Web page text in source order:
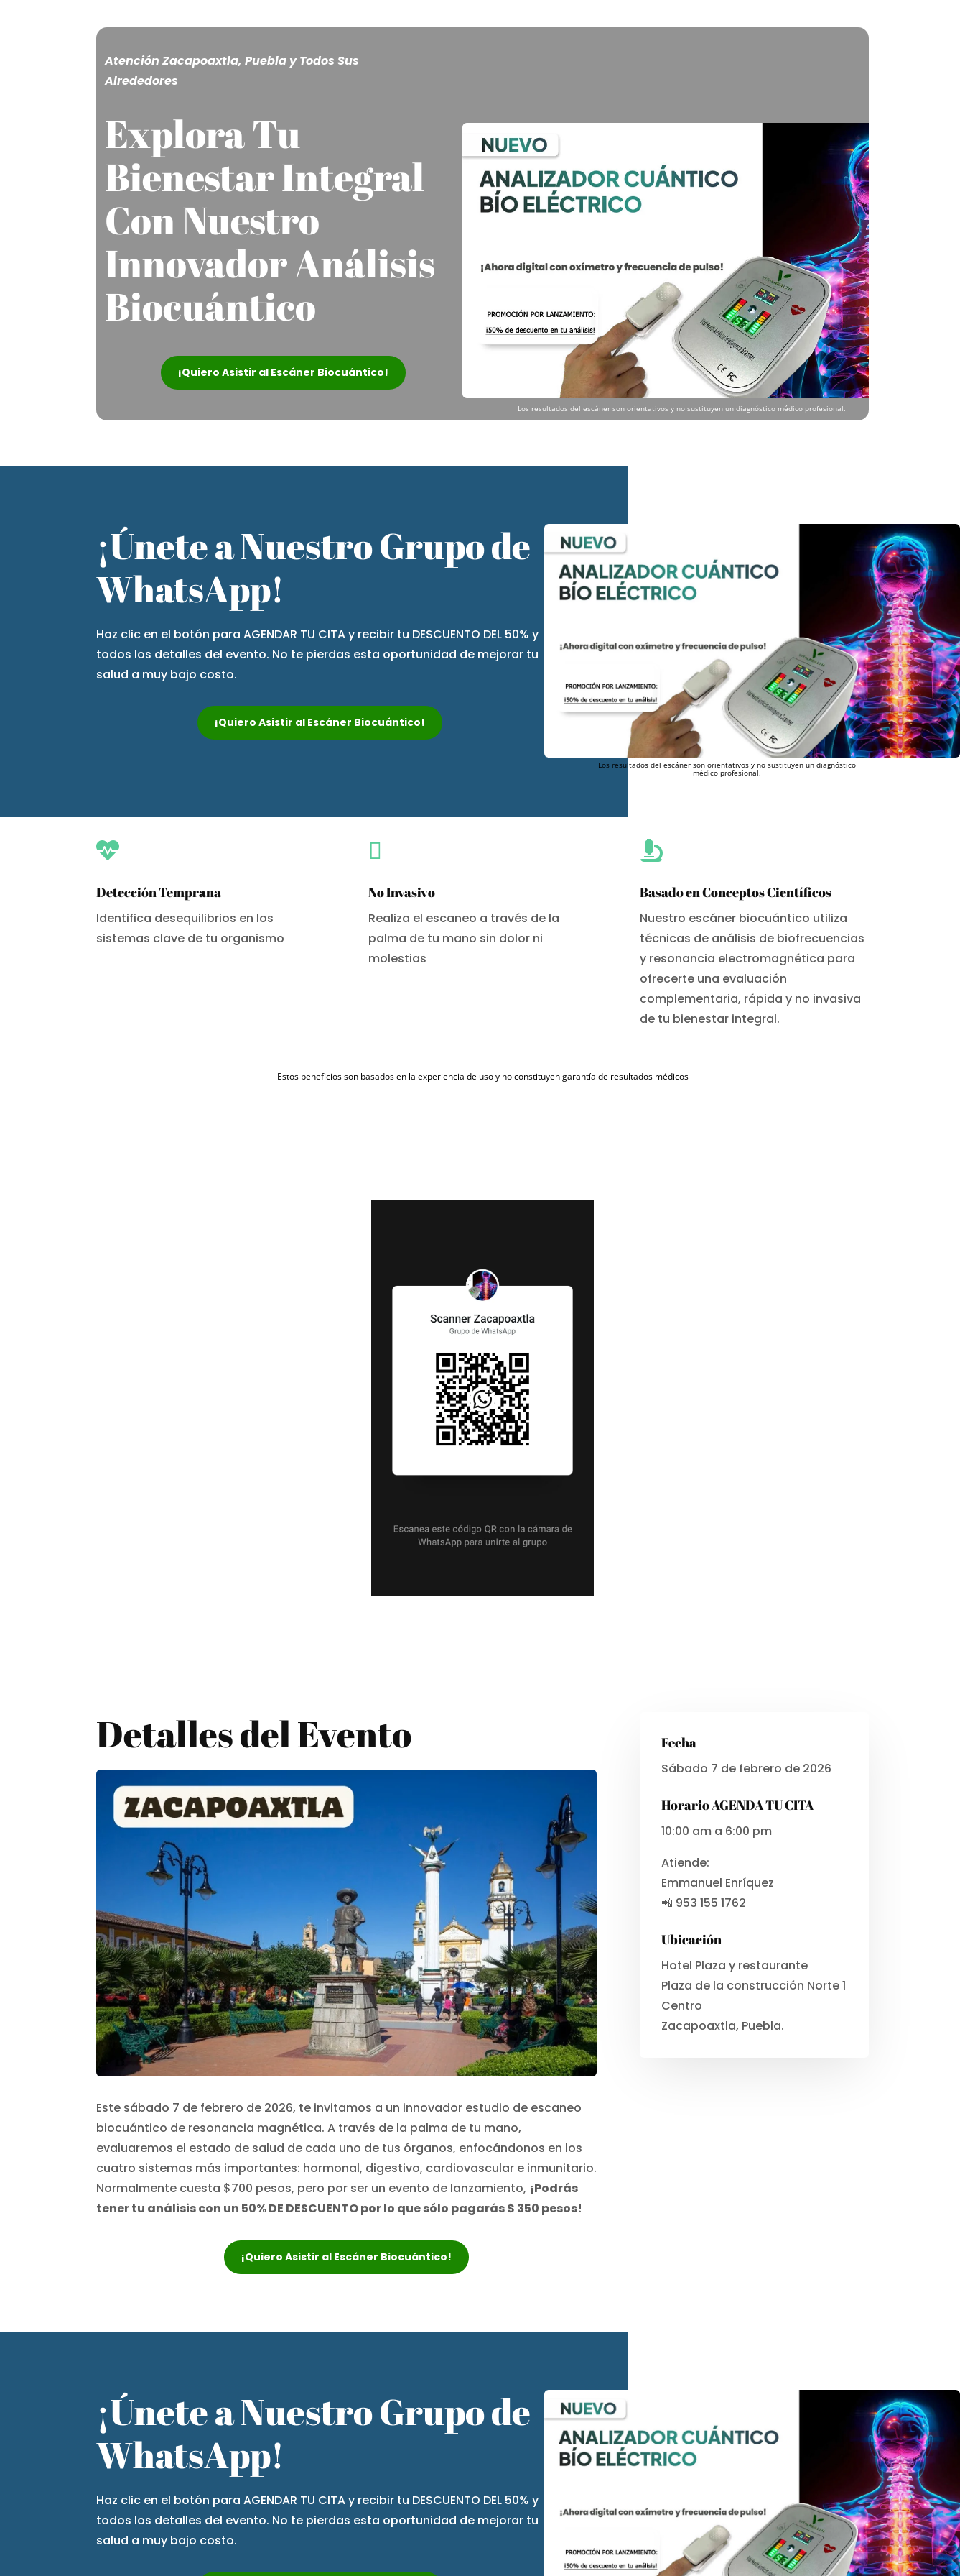
Atención Zacapoaxtla, Puebla y Todos Sus
Alrededores
Explora Tu
Bienestar Integral
Con Nuestro
Innovador Análisis
Biocuántico
¡Quiero Asistir al Escáner Biocuántico!
Los resultados del escáner son orientativos y no sustituyen un diagnóstico médico profesional.
¡Únete a Nuestro Grupo de
WhatsApp!
Haz clic en el botón para AGENDAR TU CITA y recibir tu DESCUENTO DEL 50% y
todos los detalles del evento. No te pierdas esta oportunidad de mejorar tu
salud a muy bajo costo.
¡Quiero Asistir al Escáner Biocuántico!
Los resultados del escáner son orientativos y no sustituyen un diagnóstico
médico profesional.

Detección Temprana
Identifica desequilibrios en los
sistemas clave de tu organismo

No Invasivo
Realiza el escaneo a través de la
palma de tu mano sin dolor ni
molestias

Basado en Conceptos Científicos
Nuestro escáner biocuántico utiliza
técnicas de análisis de biofrecuencias
y resonancia electromagnética para
ofrecerte una evaluación
complementaria, rápida y no invasiva
de tu bienestar integral.
Estos beneficios son basados en la experiencia de uso y no constituyen garantía de resultados médicos
Detalles del Evento
Este sábado 7 de febrero de 2026, te invitamos a un innovador estudio de escaneo
biocuántico de resonancia magnética. A través de la palma de tu mano,
evaluaremos el estado de salud de cada uno de tus órganos, enfocándonos en los
cuatro sistemas más importantes: hormonal, digestivo, cardiovascular e inmunitario.
Normalmente cuesta $700 pesos, pero por ser un evento de lanzamiento, ¡Podrás
tener tu análisis con un 50% DE DESCUENTO por lo que sólo pagarás $ 350 pesos!
¡Quiero Asistir al Escáner Biocuántico!
Fecha
Sábado 7 de febrero de 2026
Horario AGENDA TU CITA
10:00 am a 6:00 pm
Atiende:
Emmanuel Enríquez
📲 953 155 1762
Ubicación
Hotel Plaza y restaurante
Plaza de la construcción Norte 1
Centro
Zacapoaxtla, Puebla.
¡Únete a Nuestro Grupo de
WhatsApp!
Haz clic en el botón para AGENDAR TU CITA y recibir tu DESCUENTO DEL 50% y
todos los detalles del evento. No te pierdas esta oportunidad de mejorar tu
salud a muy bajo costo.